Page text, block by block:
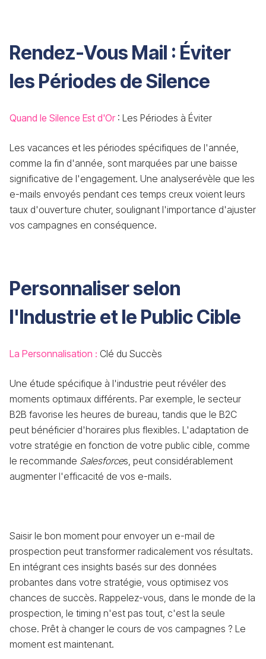
Rendez-Vous Mail : Éviter
les Périodes de Silence
Quand le Silence Est d'Or : Les Périodes à Éviter
Les vacances et les périodes spécifiques de l'année,
comme la fin d'année, sont marquées par une baisse
significative de l'engagement. Une analyserévèle que les
e-mails envoyés pendant ces temps creux voient leurs
taux d'ouverture chuter, soulignant l'importance d'ajuster
vos campagnes en conséquence.
Personnaliser selon
l'Industrie et le Public Cible
La Personnalisation : Clé du Succès
Une étude spécifique à l'industrie peut révéler des
moments optimaux différents. Par exemple, le secteur
B2B favorise les heures de bureau, tandis que le B2C
peut bénéficier d'horaires plus flexibles. L'adaptation de
votre stratégie en fonction de votre public cible, comme
le recommande Salesforces, peut considérablement
augmenter l'efficacité de vos e-mails.
Saisir le bon moment pour envoyer un e-mail de
prospection peut transformer radicalement vos résultats.
En intégrant ces insights basés sur des données
probantes dans votre stratégie, vous optimisez vos
chances de succès. Rappelez-vous, dans le monde de la
prospection, le timing n'est pas tout, c'est la seule
chose. Prêt à changer le cours de vos campagnes ? Le
moment est maintenant.